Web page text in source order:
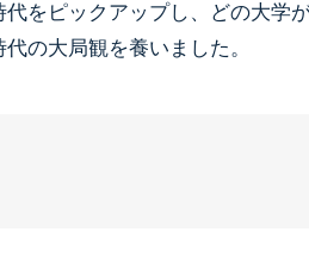
をピックアップし、どの大学
の大局観を養いました。